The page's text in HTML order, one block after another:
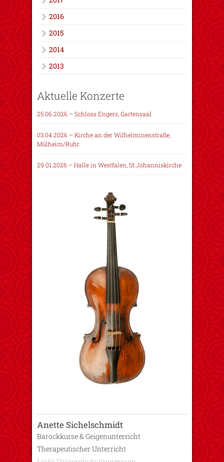
2016
2015
2014
2013
Aktuelle Konzerte
25.06.2026 – Schloss Engers, Gartensaal
03.04.2026 – Kirche an der Wilhelminenstraße,
Mülheim/Ruhr
29.01.2026 – Halle in Westfalen, St.Johanniskirche
Anette Sichelschmidt
Barockkurse & Geigenunterricht
Therapeutischer Unterricht